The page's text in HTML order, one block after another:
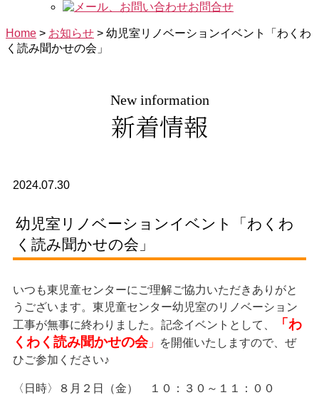
お問合せ
Home > お知らせ > 幼児室リノベーションイベント「わくわ
く読み聞かせの会」
New information
新着情報
2024.07.30
幼児室リノベーションイベント「わくわ
く読み聞かせの会」
いつも東児童センターにご理解ご協力いただきありがと
うございます。東児童センター幼児室のリノベーション
工事が無事に終わりました。記念イベントとして、
「わ
くわく読み聞かせの会」
を開催いたしますので、ぜ
ひご参加ください♪
〈日時〉８月２日（金） １０：３０～１１：００